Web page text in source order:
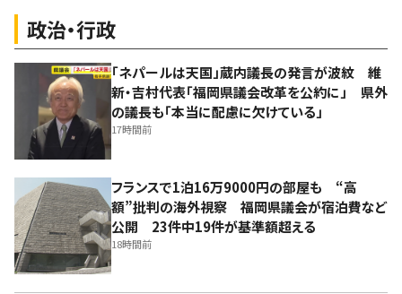
政治・行政
「ネパールは天国」蔵内議長の発言が波紋 維
新・吉村代表「福岡県議会改革を公約に」 県外
の議長も「本当に配慮に欠けている」
17時間前
フランスで1泊16万9000円の部屋も “高
額”批判の海外視察 福岡県議会が宿泊費など
公開 23件中19件が基準額超える
18時間前